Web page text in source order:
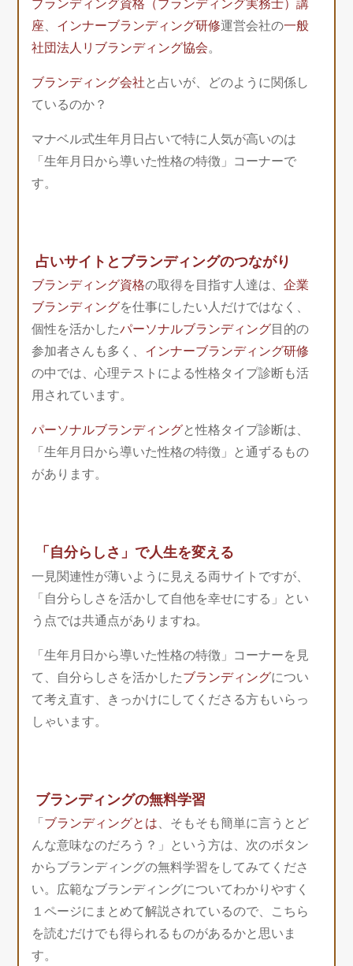
ブランディング資格（ブランディング実務士）講
座、 インナーブランディング研修運営会社の一般
社団法人リブランディング協会。
ブランディング会社 と占いが、どのように関係し
ているのか？
マナベル式生年月日占いで特に人気が高いのは
「生年月日から導いた性格の特徴」コーナーで
す。
占いサイトとブランディングのつながり
ブランディング資格の取得を目指す人達は、企業
ブランディングを仕事にしたい人だけではなく、
個性を活かしたパーソナルブランディング目的の
参加者さんも多く、 インナーブランディング研修
の中では、心理テストによる性格タイプ診断も活
用されています。
パーソナルブランディングと性格タイプ診断は、
「生年月日から導いた性格の特徴」と通ずるもの
があります。
「自分らしさ」で人生を変える
一見関連性が薄いように見える両サイトですが、
「自分らしさを活かして自他を幸せにする」とい
う点では共通点がありますね。
「生年月日から導いた性格の特徴」コーナーを見
て、自分らしさを活かしたブランディングについ
て考え直す、きっかけにしてくださる方もいらっ
しゃいます。
ブランディングの無料学習
「ブランディングとは、そもそも簡単に言うとど
んな意味なのだろう？」という方は、次のボタン
からブランディングの無料学習をしてみてくださ
い。広範なブランディングについてわかりやすく
１ページにまとめて解説されているので、こちら
を読むだけでも得られるものがあるかと思いま
す。